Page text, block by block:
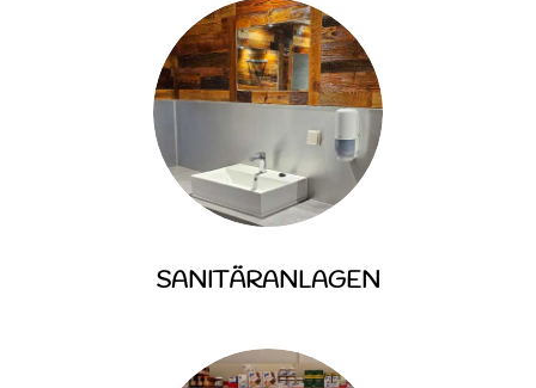
SANITÄRANLAGEN